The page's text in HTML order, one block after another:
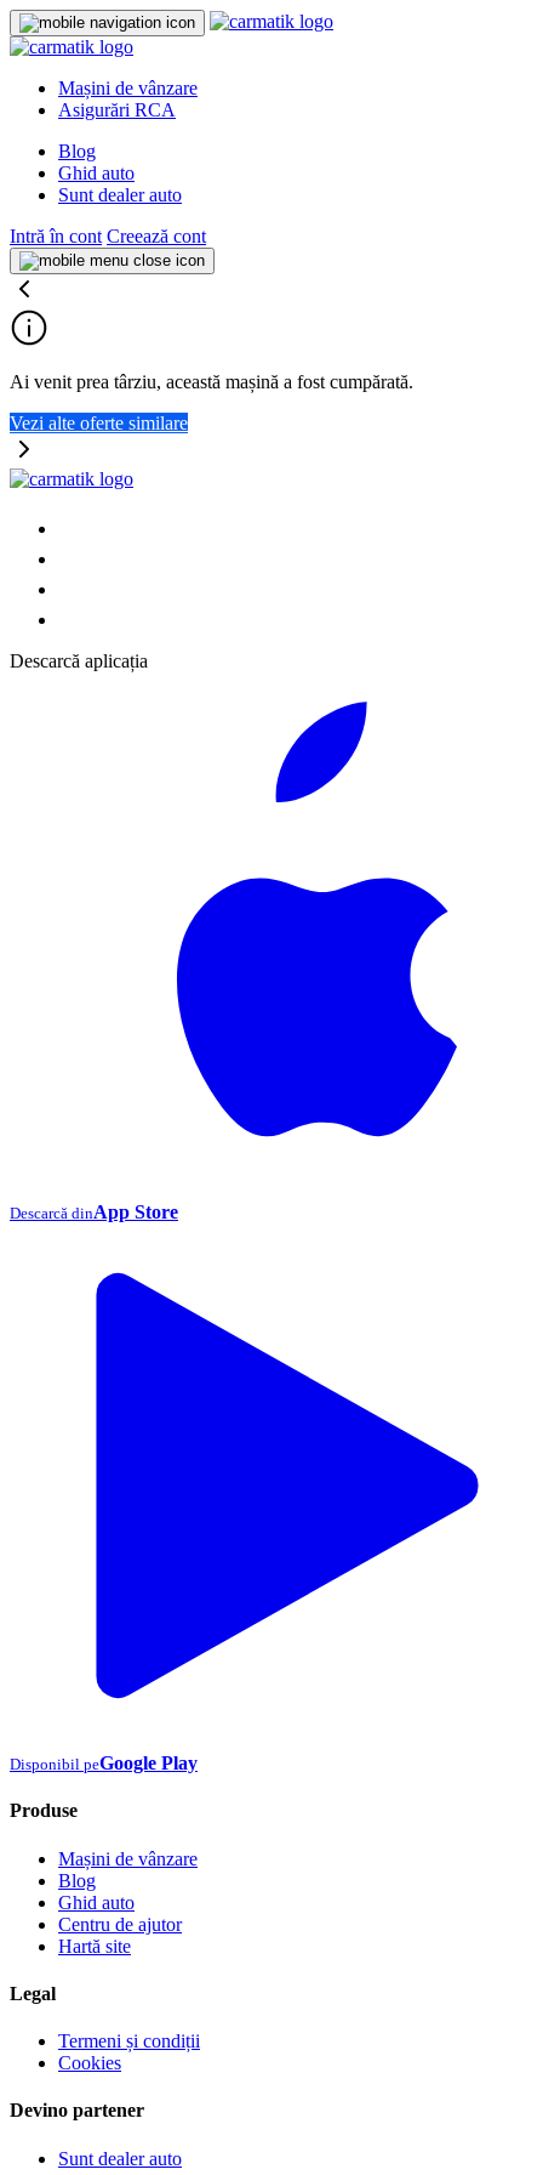
Mașini de vânzare
Asigurări RCA
Blog
Ghid auto
Sunt dealer auto
Intră în cont Creează cont
Ai venit prea târziu, această mașină a fost cumpărată.
Vezi alte oferte similare
Descarcă aplicația
Descarcă dinApp Store
Disponibil peGoogle Play
Produse
Mașini de vânzare
Blog
Ghid auto
Centru de ajutor
Hartă site
Legal
Termeni și condiții
Cookies
Devino partener
Sunt dealer auto